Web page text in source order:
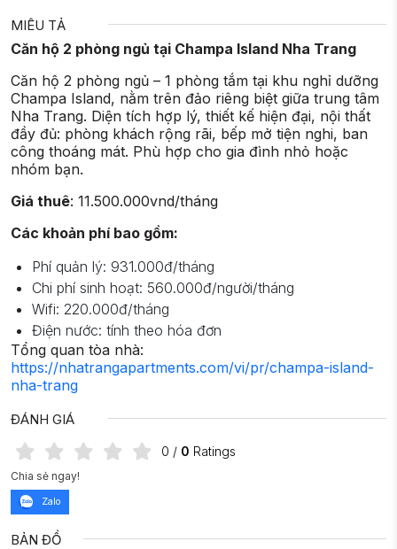
MIÊU TẢ
Căn hộ 2 phòng ngủ tại Champa Island Nha Trang
Căn hộ 2 phòng ngủ – 1 phòng tắm tại khu nghỉ dưỡng
Champa Island, nằm trên đảo riêng biệt giữa trung tâm
Nha Trang. Diện tích hợp lý, thiết kế hiện đại, nội thất
đầy đủ: phòng khách rộng rãi, bếp mở tiện nghi, ban
công thoáng mát. Phù hợp cho gia đình nhỏ hoặc
nhóm bạn.
Giá thuê: 11.500.000vnd/tháng
Các khoản phí bao gồm:
Phí quản lý: 931.000đ/tháng
Chi phí sinh hoạt: 560.000đ/người/tháng
Wifi: 220.000đ/tháng
Điện nước: tính theo hóa đơn
Tổng quan tòa nhà:
https://nhatrangapartments.com/vi/pr/champa-island-
nha-trang
ĐÁNH GIÁ
0 / 0 Ratings
Chia sẻ ngay!
Zalo
BẢN ĐỒ